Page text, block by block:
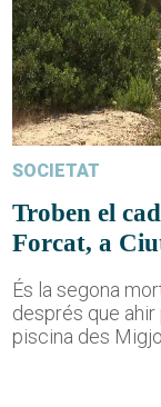
SOCIETAT
Troben el
Forcat, a
És la segona
després que ahir
piscina des